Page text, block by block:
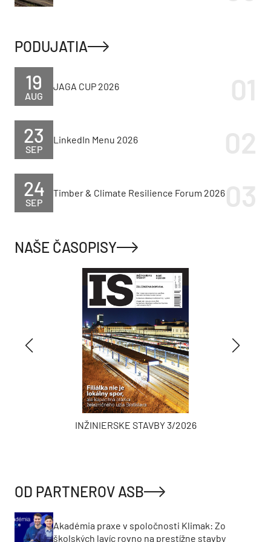
PODUJATIA
AUG
19 JAGA CUP 2026
SEP
23 LinkedIn Menu 2026
SEP
24 Timber & Climate Resilience Forum 2026
NAŠE ČASOPISY
INŽINIERSKE STAVBY 3/2026
OD PARTNEROV ASB
Akadémia praxe v spoločnosti Klimak: Zo
školských lavíc rovno na prestížne stavby